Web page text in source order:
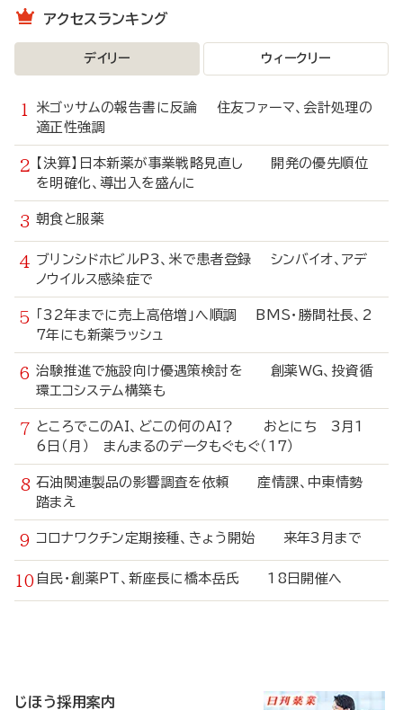
アクセスランキング
デイリー ウィークリー
米ゴッサムの報告書に反論 住友ファーマ、会計処理の
適正性強調
【決算】日本新薬が事業戦略見直し 開発の優先順位
を明確化、導出入を盛んに
朝食と服薬
ブリンシドホビルP3、米で患者登録 シンバイオ、アデ
ノウイルス感染症で
「32年までに売上高倍増」へ順調 BMS・勝間社長、2
7年にも新薬ラッシュ
治験推進で施設向け優遇策検討を 創薬WG、投資循
環エコシステム構築も
ところでこのAI、どこの何のAI？ おとにち 3月1
6日（月） まんまるのデータもぐもぐ（17）
石油関連製品の影響調査を依頼 産情課、中東情勢
踏まえ
コロナワクチン定期接種、きょう開始 来年3月まで
自民・創薬PT、新座長に橋本岳氏 18日開催へ
じほう採用案内